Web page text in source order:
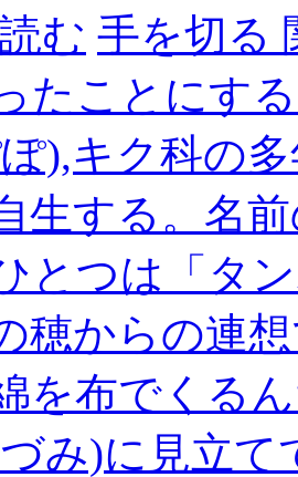
む 手を切る
たことにす
),キク科の
生する。名
とつは「タ
穂からの連
を布でくる
み)に見立